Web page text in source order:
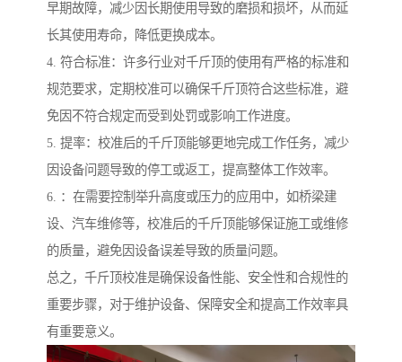
早期故障，减少因长期使用导致的磨损和损坏，从而延
长其使用寿命，降低更换成本。
4. 符合标准：许多行业对千斤顶的使用有严格的标准和
规范要求，定期校准可以确保千斤顶符合这些标准，避
免因不符合规定而受到处罚或影响工作进度。
5. 提率：校准后的千斤顶能够更地完成工作任务，减少
因设备问题导致的停工或返工，提高整体工作效率。
6. ：在需要控制举升高度或压力的应用中，如桥梁建
设、汽车维修等，校准后的千斤顶能够保证施工或维修
的质量，避免因设备误差导致的质量问题。
总之，千斤顶校准是确保设备性能、安全性和合规性的
重要步骤，对于维护设备、保障安全和提高工作效率具
有重要意义。